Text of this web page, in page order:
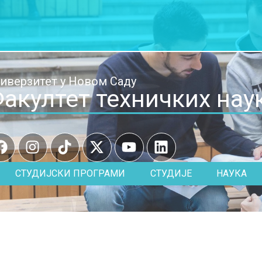
у Новом Саду
техничких
СТУДИЈСКИ ПРОГРАМИ СТУДИЈЕ НАУКА